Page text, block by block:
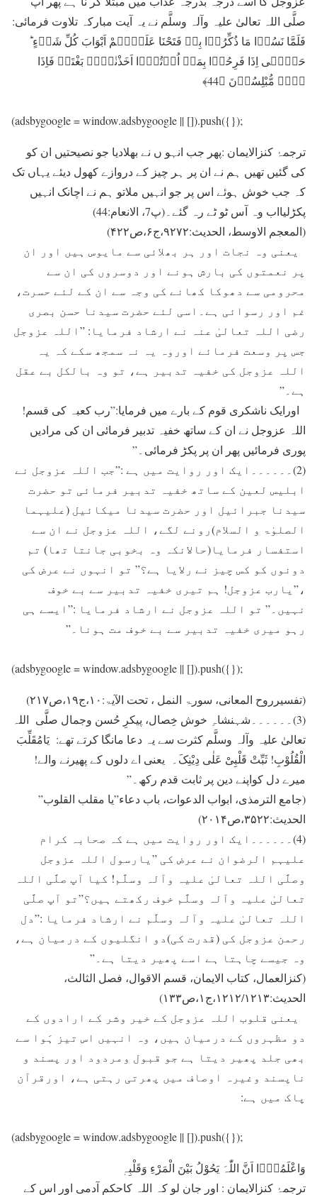
صلَّی اللہ تعالیٰ علیہ وآلہ وسلَّم نے یہ آیت مبارکہ تلاوت فرمائی:
فَلَمَّا نَسُوۡا مَا ذُکِّرُوۡا بِہٖ فَتَحْنَا عَلَیۡہِمْ اَبْوَابَ کُلِّ شَیۡءٍ ؕ
حَتّٰۤی اِذَا فَرِحُوۡا بِمَاۤ اُوۡتُوۡۤا اَخَذْنٰہُمۡ بَغْتَۃً فَاِذَا
ہُمۡ مُّبْلِسُوۡنَ ﴿44﴾
(adsbygoogle = window.adsbygoogle || []).push({});
ترجمۂ کنزالایمان :پھر جب انہو ں نے بھلادیا جو نصیحتیں ان کو
کی گئیں تھیں ہم نے ان پر ہر چیز کے دروازے کھول دیئے یہاں تک
کہ جب خوش ہوئے اس پر جو انہیں ملاتو ہم نے اچانک انہیں
پکڑلیااب وہ آس ٹو ٹے رہ گئے۔(پ7، الانعام:44)
(المعجم الاوسط، الحدیث:۹۲۷۲،ج۶،ص۴۲۲)
یعنی وہ نجات اور ہر بھلائی سے مایوس ہیں اور ان
پر نعمتوں کی بارش ہونے اور دوسروں کی ان سے
محرومی سے دھوکا کھانے کی وجہ سے ان کے لئے حسرت،
غم اور رسوائی ہے۔اسی لئے حضرت سیدنا حسن بصری
رضی اللہ تعالیٰ عنہ نے ارشاد فرمایا: ”اللہ عزوجل
جس پر وسعت فرمائے اوروہ یہ نہ سمجھ سکے کہ یہ
اللہ عزوجل کی خفیہ تدبیر ہے، تو وہ بالکل بے عقل
ہے۔”
اورایک ناشکری قوم کے بارے میں فرمایا:”رب کعبہ کی قسم!
اللہ عزوجل نے ان کے ساتھ خفیہ تدبیر فرمائی ان کی مرادیں
پوری فرمائیں پھر ان پر پکڑ فرمائی۔”
(2)۔۔۔۔۔۔ایک اور روایت میں ہے :”جب اللہ عزوجل نے
ابلیس لعین کے ساتھ خفیہ تدبیر فرمائی تو حضرت
سیدنا جبرائیل اور حضرت سیدنا میکائیل (علیہما
الصلوٰۃ و السلام)رونے لگے، اللہ عزوجل نے ان سے
استفسار فرمایا(حالانکہ وہ بخوبی جانتا تھا) تم
دونوں کو کس چیز نے رلایا ہے؟” تو انہوں نے عرض کی
،”یارب عزوجل! ہم تیری خفیہ تدبیر سے بے خوف
نہیں۔” تو اللہ عزوجل نے ارشاد فرمایا :”ایسے ہی
رہو میری خفیہ تدبیر سے بے خوف مت ہونا۔”
(adsbygoogle = window.adsbygoogle || []).push({});
(تفسیرروح المعانی، سورۃ النمل ، تحت الآیۃ:۱۰،ج۱۹،ص۲۱۷)
(3)۔۔۔۔۔۔شہنشاہِ خوش خِصال، پیکرِ حُسن وجمال صلَّی اللہ
تعالیٰ علیہ وآلہ وسلَّم کثرت سے یہ دعا مانگا کرتے تھے: یَامُقَلِّبَ
الْقُلُوْبِ! ثَبِّتْ قَلْبِیْ عَلٰی دِیْنِکَ۔ یعنی اے دلوں کے پھیرنے والے!
میرے دل کواپنے دین پر ثابت قدم رکھ۔”
(جامع الترمذی، ابواب الدعوات، باب دعاء”یا مقلب القلوب”
الحدیث:۳۵۲۲،ص۲۰۱۴)
(4)۔۔۔۔۔۔ایک اور روایت میں ہے کہ صحابہ کرام
علیہم الرضوان نے عرض کی ”یارسول اللہ عزوجل
وصلَّی اللہ تعالیٰ علیہ وآلہ وسلَّم! کیا آپ صلَّی اللہ
تعالیٰ علیہ وآلہ وسلَّم خوف رکھتے ہیں؟”تو آپ صلَّی
اللہ تعالیٰ علیہ وآلہ وسلَّم نے ارشاد فرمایا :”دل
رحمن عزوجل کی (قدرت کی)دو انگلیوں کے درمیان ہے،
وہ جیسے چاہتا ہے اسے پھیر دیتا ہے۔”
(کنزالعمال، کتاب الایمان، قسم الاقوال، فصل الثالث،
الحدیث:۱۲۱۲/۱۲۱۳،ج۱،ص۱۳۳)
یعنی قلوب اللہ عزوجل کے خیر وشر کے ارادوں کے
دو مظہروں کے درمیان ہیں، وہ انہیں اس تیز ہَوا سے
بھی جلد پھیر دیتا ہے جو قبول ومردود اور پسند و
ناپسند وغیرہ اوصاف میں پھرتی رہتی ہے، اورقرآن
پاک میں ہے:
(adsbygoogle = window.adsbygoogle || []).push({});
وَاعْلَمُوْۤا اَنَّ اللّٰہَ یَحُوْلُ بَیْنَ الْمَرْءِ وَقَلْبِہٖ
ترجمۂ کنزالایمان : اور جان لو کہ اللہ کاحکم آدمی اور اس کے